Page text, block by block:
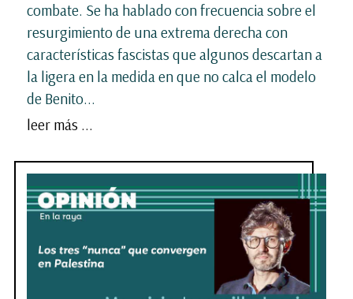
combate. Se ha hablado con frecuencia sobre el
resurgimiento de una extrema derecha con
características fascistas que algunos descartan a
la ligera en la medida en que no calca el modelo
de Benito...
leer más ...